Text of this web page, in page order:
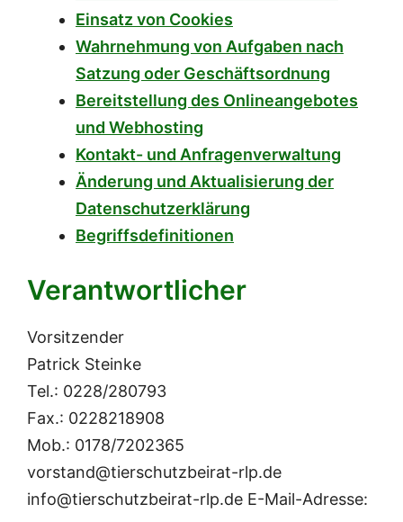
Einsatz von Cookies
Wahrnehmung von Aufgaben nach
Satzung oder Geschäftsordnung
Bereitstellung des Onlineangebotes
und Webhosting
Kontakt- und Anfragenverwaltung
Änderung und Aktualisierung der
Datenschutzerklärung
Begriffsdefinitionen
Verantwortlicher
Vorsitzender
Patrick Steinke
Tel.: 0228/280793
Fax.: 0228218908
Mob.: 0178/7202365
vorstand@tierschutzbeirat-rlp.de
info@tierschutzbeirat-rlp.de E-Mail-Adresse: